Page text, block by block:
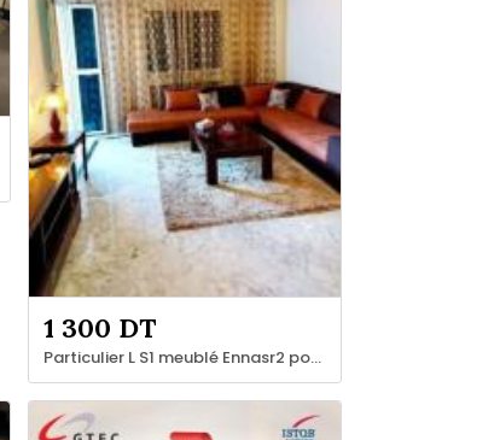
1 300 DT
Particulier L S1 meublé Ennasr2 pour étranger